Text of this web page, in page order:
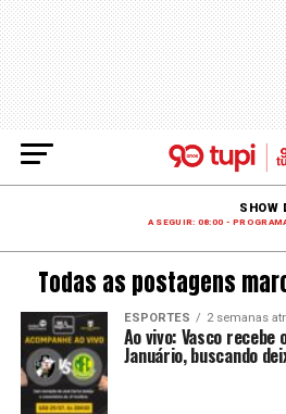
SHOW
A SEGUIR: 08:00 -
Todas as postagens
ESPORTES 2 semanas
Ao vivo: Vasco recebe
Januário, buscando